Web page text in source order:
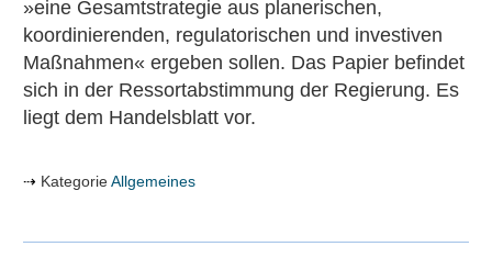
»eine Gesamtstrategie aus planerischen,
koordinierenden, regulatorischen und investiven
Maßnahmen« ergeben sollen. Das Papier befindet
sich in der Ressortabstimmung der Regierung. Es
liegt dem Handelsblatt vor.
KategorieAllgemeines